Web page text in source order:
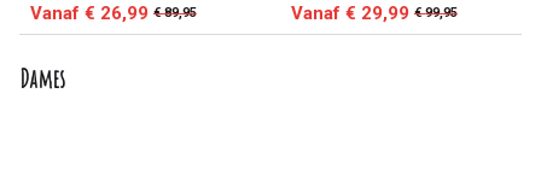
Vanaf € 26,99 € 89,95 Vanaf € 29,99 € 99,95
Dames